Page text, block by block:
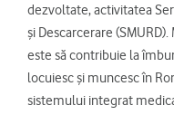
dezvoltate, activitatea
și Descarcerare
este să contribuie la
locuiesc și muncesc în
sistemului integrat